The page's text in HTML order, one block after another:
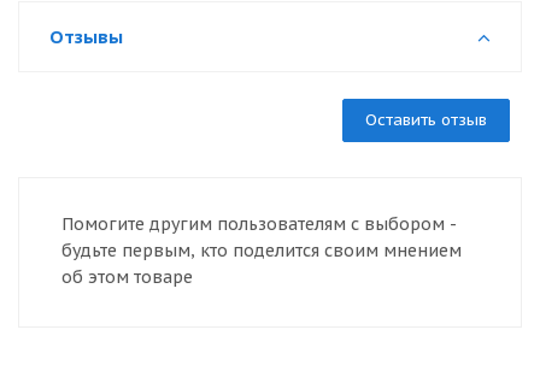
Отзывы
Оставить отзыв
Помогите другим пользователям с выбором -
будьте первым, кто поделится своим мнением
об этом товаре